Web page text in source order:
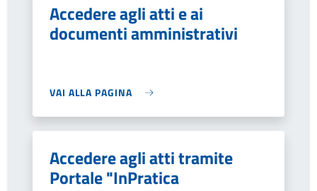
Accedere agli atti e ai
documenti amministrativi
VAI ALLA PAGINA
Accedere agli atti tramite
Portale "InPratica